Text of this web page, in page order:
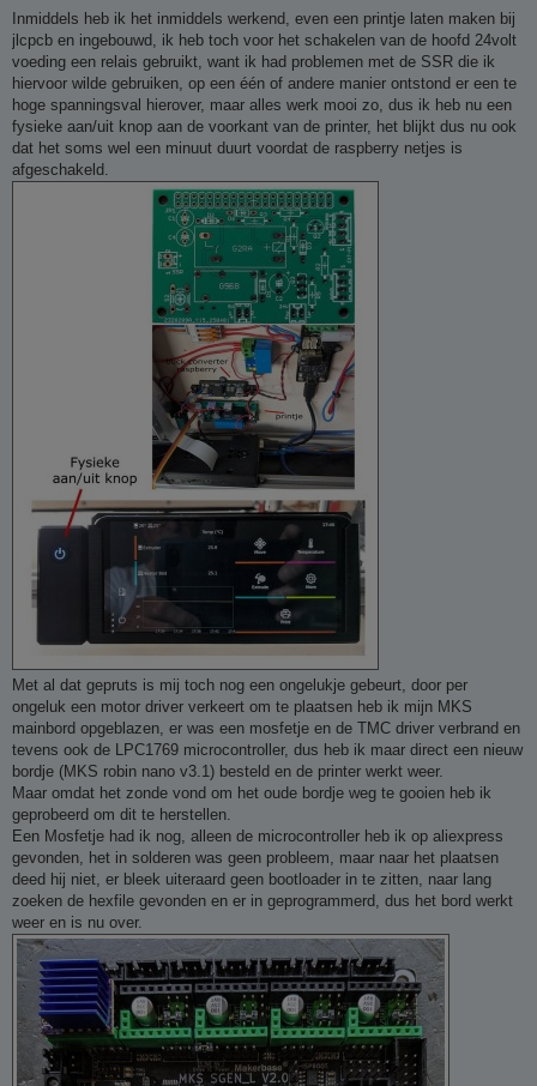
r
c
h
Inmiddels heb ik het inmiddels werkend, even een printje laten maken bij
jlcpcb en ingebouwd, ik heb toch voor het schakelen van de hoofd 24volt
voeding een relais gebruikt, want ik had problemen met de SSR die ik
hiervoor wilde gebruiken, op een één of andere manier ontstond er een te
hoge spanningsval hierover, maar alles werk mooi zo, dus ik heb nu een
fysieke aan/uit knop aan de voorkant van de printer, het blijkt dus nu ook
dat het soms wel een minuut duurt voordat de raspberry netjes is
afgeschakeld.
Met al dat gepruts is mij toch nog een ongelukje gebeurt, door per
ongeluk een motor driver verkeert om te plaatsen heb ik mijn MKS
mainbord opgeblazen, er was een mosfetje en de TMC driver verbrand en
tevens ook de LPC1769 microcontroller, dus heb ik maar direct een nieuw
bordje (MKS robin nano v3.1) besteld en de printer werkt weer.
Maar omdat het zonde vond om het oude bordje weg te gooien heb ik
geprobeerd om dit te herstellen.
Een Mosfetje had ik nog, alleen de microcontroller heb ik op aliexpress
gevonden, het in solderen was geen probleem, maar naar het plaatsen
deed hij niet, er bleek uiteraard geen bootloader in te zitten, naar lang
zoeken de hexfile gevonden en er in geprogrammerd, dus het bord werkt
weer en is nu over.